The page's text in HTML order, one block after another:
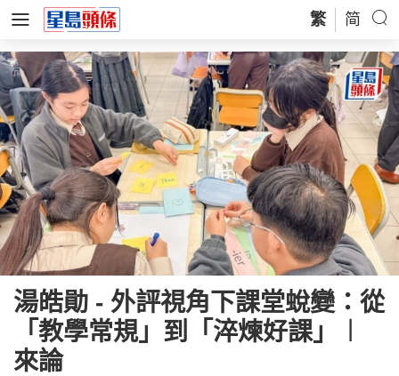
繁 简
湯皓勛 - 外評視角下課堂蛻變：從
「教學常規」到「淬煉好課」︱
來論